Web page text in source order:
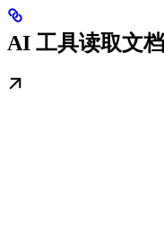
AI 工具读取文档